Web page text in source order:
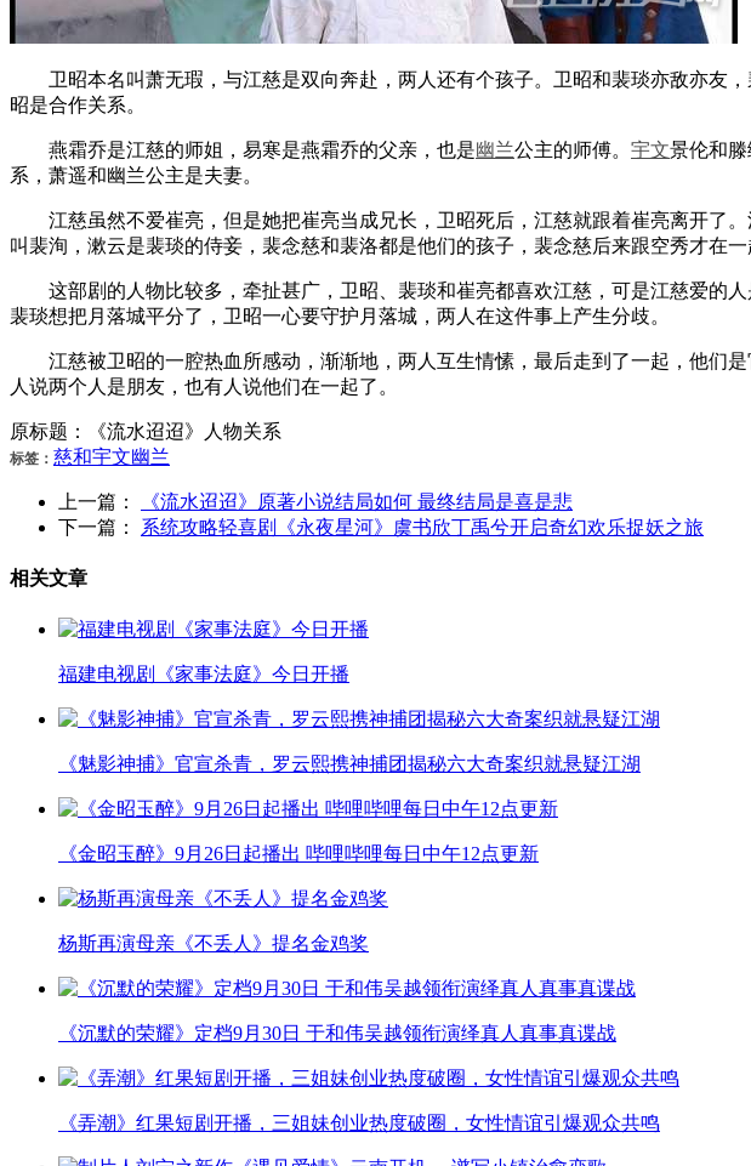
卫昭本名叫萧无瑕，与江慈是双向奔赴，两人还有个孩子。卫昭和裴琰亦敌亦友
昭是合作关系。
燕霜乔是江慈的师姐，易寒是燕霜乔的父亲，也是幽兰公主的师傅。 宇文景伦和
系，萧遥和幽兰公主是夫妻。
江慈虽然不爱崔亮，但是她把崔亮当成兄长，卫昭死后，江慈就跟着崔亮离开了
叫裴洵，漱云是裴琰的侍妾，裴念慈和裴洛都是他们的孩子，裴念慈后来跟空秀才在一
这部剧的人物比较多，牵扯甚广，卫昭、裴琰和崔亮都喜欢江慈，可是江慈爱的人
裴琰想把月落城平分了，卫昭一心要守护月落城，两人在这件事上产生分歧。
江慈被卫昭的一腔热血所感动，渐渐地，两人互生情愫，最后走到了一起，他们
人说两个人是朋友，也有人说他们在一起了。
原标题：《流水迢迢》人物关系
标签： 慈和宇文幽兰
上一篇：
《流水迢迢》原著小说结局如何 最终结局是喜是悲
下一篇：
系统攻略轻喜剧《永夜星河》虞书欣丁禹兮开启奇幻欢乐捉妖之旅
相关文章
福建电视剧《家事法庭》今日开播
《魅影神捕》官宣杀青，罗云熙携神捕团揭秘六大奇案织就悬疑江湖
《金昭玉醉》9月26日起播出 哔哩哔哩每日中午12点更新
杨斯再演母亲《不丢人》提名金鸡奖
《沉默的荣耀》定档9月30日 于和伟吴越领衔演绎真人真事真谍战
《弄潮》红果短剧开播，三姐妹创业热度破圈，女性情谊引爆观众共鸣